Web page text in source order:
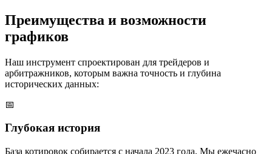
Преимущества и возможности
графиков
Наш инструмент спроектирован для трейдеров и
арбитражников, которым важна точность и глубина
исторических данных:
📅
Глубокая история
База котировок собирается с начала 2023 года. Мы ежечасно